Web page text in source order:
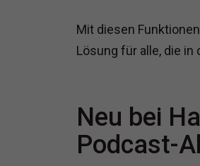
Mit diesen
Lösung für alle, die
Neu bei
Podcast-